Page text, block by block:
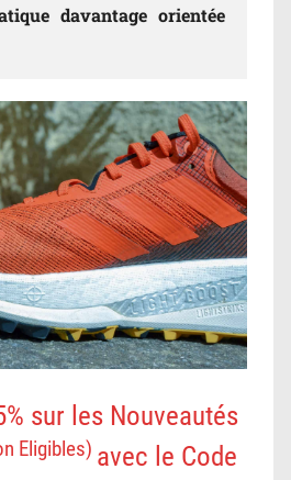
davantage orientée
sur les Nouveautés
Eligibles) avec le Code